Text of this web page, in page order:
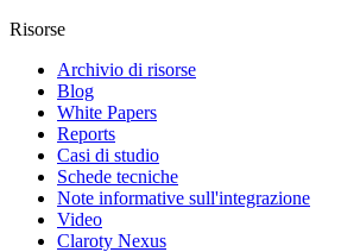
Risorse
Archivio di risorse
Blog
White Papers
Reports
Casi di studio
Schede tecniche
Note informative sull'integrazione
Video
Claroty Nexus